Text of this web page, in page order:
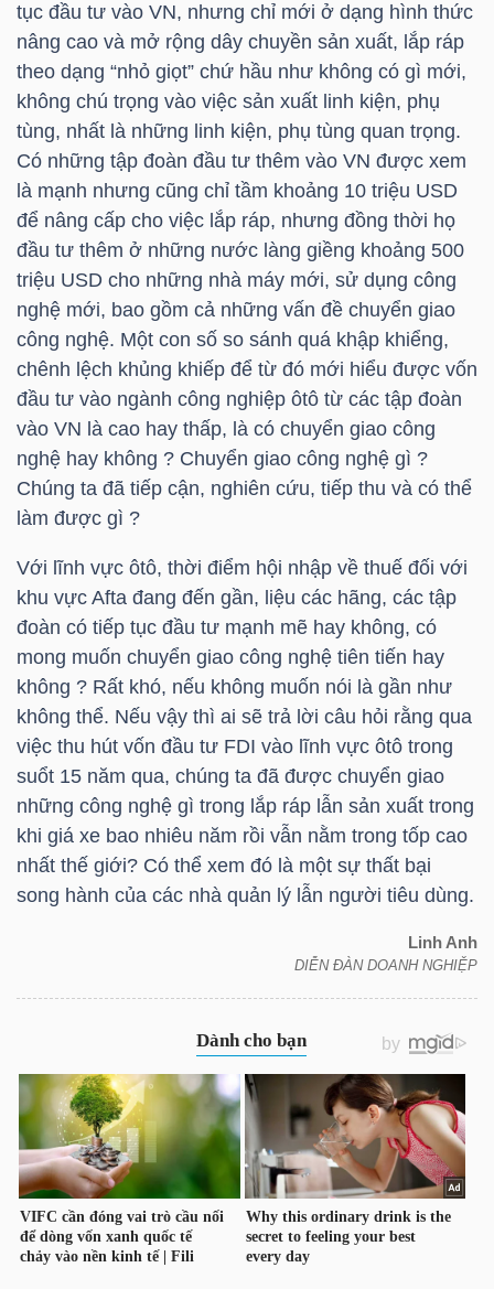
tục đầu tư vào VN, nhưng chỉ mới ở dạng hình thức
nâng cao và mở rộng dây chuyền sản xuất, lắp ráp
theo dạng “nhỏ giọt” chứ hầu như không có gì mới,
không chú trọng vào việc sản xuất linh kiện, phụ
tùng, nhất là những linh kiện, phụ tùng quan trọng.
Có những tập đoàn đầu tư thêm vào VN được xem
là mạnh nhưng cũng chỉ tầm khoảng 10 triệu USD
để nâng cấp cho việc lắp ráp, nhưng đồng thời họ
đầu tư thêm ở những nước làng giềng khoảng 500
triệu USD cho những nhà máy mới, sử dụng công
nghệ mới, bao gồm cả những vấn đề chuyển giao
công nghệ. Một con số so sánh quá khập khiểng,
chênh lệch khủng khiếp để từ đó mới hiểu được vốn
đầu tư vào ngành công nghiệp ôtô từ các tập đoàn
vào VN là cao hay thấp, là có chuyển giao công
nghệ hay không ? Chuyển giao công nghệ gì ?
Chúng ta đã tiếp cận, nghiên cứu, tiếp thu và có thể
làm được gì ?
Với lĩnh vực ôtô, thời điểm hội nhập về thuế đối với
khu vực Afta đang đến gần, liệu các hãng, các tập
đoàn có tiếp tục đầu tư mạnh mẽ hay không, có
mong muốn chuyển giao công nghệ tiên tiến hay
không ? Rất khó, nếu không muốn nói là gần như
không thể. Nếu vậy thì ai sẽ trả lời câu hỏi rằng qua
việc thu hút vốn đầu tư FDI vào lĩnh vực ôtô trong
suổt 15 năm qua, chúng ta đã được chuyển giao
những công nghệ gì trong lắp ráp lẫn sản xuất trong
khi giá xe bao nhiêu năm rồi vẫn nằm trong tốp cao
nhất thế giới? Có thể xem đó là một sự thất bại
song hành của các nhà quản lý lẫn người tiêu dùng.
Linh Anh
DIỄN ĐÀN DOANH NGHIỆP
ĐẦU
TRUY
XUẤT
DỮ
LIỆU
Ngành
(-)
VS-
SECTOR
LƯỢNG
NGUYÊN
VẬT
LIỆU
TIÊU
KHÔNG
THIẾT